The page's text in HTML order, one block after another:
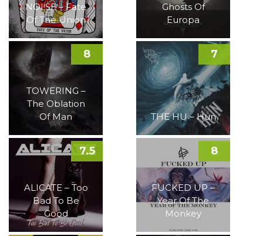
NOI!SE – Fate
Of The Union
Ghosts Of
Europa
TOWERING –
The Oblation
Of Man
8
THE HU – Hun
7
ALICATE – Too
Bad To Be
Good
7.5
FUCKED UP –
Year Of The
Monkey
8